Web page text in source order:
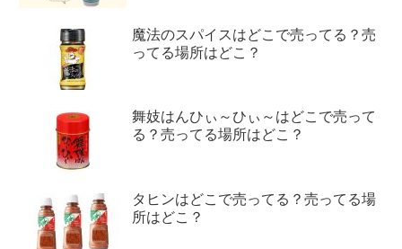
魔法のスパイスはどこで売ってる？売
ってる場所はどこ？
舞妓はんひぃ～ひぃ～はどこで売って
る？売ってる場所はどこ？
タヒンはどこで売ってる？売ってる場
所はどこ？